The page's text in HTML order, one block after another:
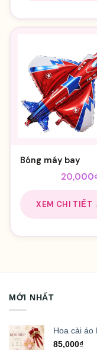
Bóng máy bay
Giá
gốc
là:
20,000
XEM CHI TIẾT
MỚI NHẤT
Hoa cài áo
85,000₫